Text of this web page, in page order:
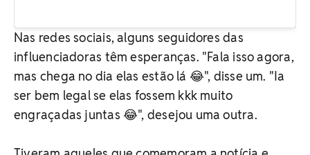
Nas redes sociais, alguns seguidores das
influenciadoras têm esperanças. "Fala isso agora,
mas chega no dia elas estão lá 😂", disse um. "Ia
ser bem legal se elas fossem kkk muito
engraçadas juntas 😂", desejou uma outra.